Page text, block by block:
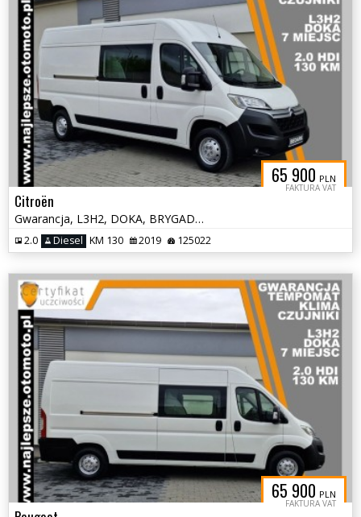
65 900 PLN
FAKTURA VAT
Citroën
Gwarancja, L3H2, DOKA, BRYGADÓWKA, 7 miejsc, tempomat, klima, czujniki
2.0 Diesel KM 130 2019 125022
65 900 PLN
FAKTURA VAT